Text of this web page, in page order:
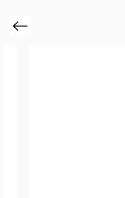
Previous